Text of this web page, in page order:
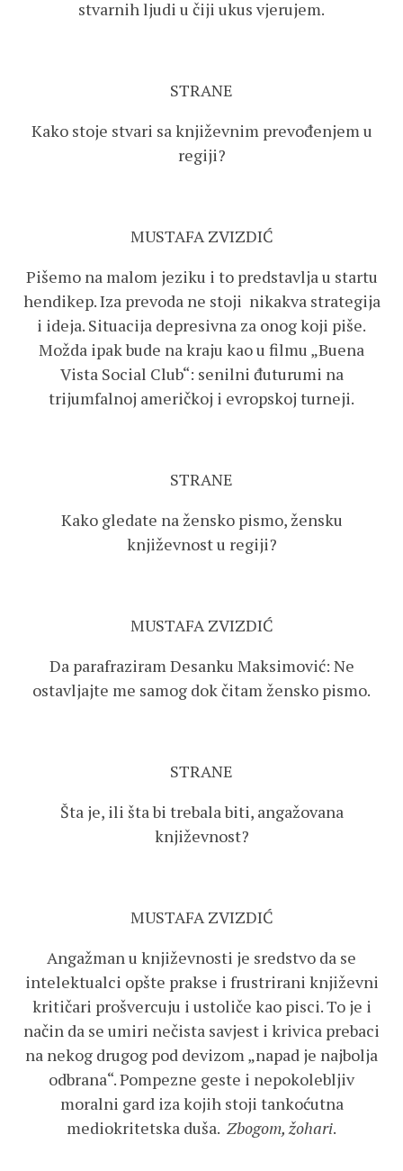
stvarnih ljudi u čiji ukus vjerujem.
STRANE
Kako stoje stvari sa književnim prevođenjem u
regiji?
MUSTAFA ZVIZDIĆ
Pišemo na malom jeziku i to predstavlja u startu
hendikep. Iza prevoda ne stoji nikakva strategija
i ideja. Situacija depresivna za onog koji piše.
Možda ipak bude na kraju kao u filmu „Buena
Vista Social Club“: senilni đuturumi na
trijumfalnoj američkoj i evropskoj turneji.
STRANE
Kako gledate na žensko pismo, žensku
književnost u regiji?
MUSTAFA ZVIZDIĆ
Da parafraziram Desanku Maksimović: Ne
ostavljajte me samog dok čitam žensko pismo.
STRANE
Šta je, ili šta bi trebala biti, angažovana
književnost?
MUSTAFA ZVIZDIĆ
Angažman u književnosti je sredstvo da se
intelektualci opšte prakse i frustrirani književni
kritičari prošvercuju i ustoliče kao pisci. To je i
način da se umiri nečista savjest i krivica prebaci
na nekog drugog pod devizom „napad je najbolja
odbrana“. Pompezne geste i nepokolebljiv
moralni gard iza kojih stoji tankoćutna
mediokritetska duša. Zbogom, žohari.